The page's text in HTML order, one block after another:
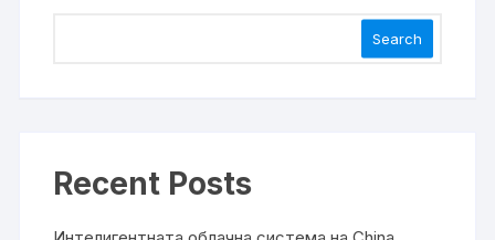
Search
Recent Posts